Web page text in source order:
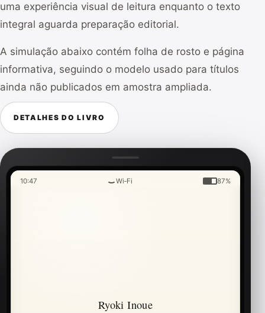
10:47 Wi‑Fi 87%
Ryoki Inoue
uma experiência visual de leitura enquanto o texto
integral aguarda preparação editorial.
A simulação abaixo contém folha de rosto e página
informativa, seguindo o modelo usado para títulos
ainda não publicados em amostra ampliada.
DETALHES DO LIVRO